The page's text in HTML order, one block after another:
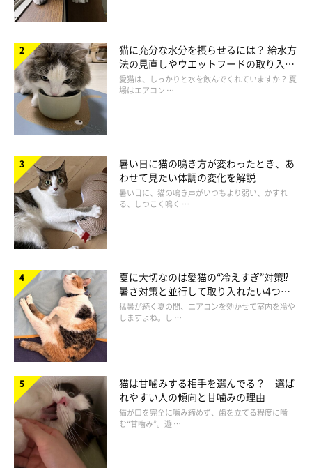
猫に充分な水分を摂らせるには？ 給水方
法の見直しやウエットフードの取り入れ
方を解説
愛猫は、しっかりと水を飲んでくれていますか？ 夏
場はエアコン …
暑い日に猫の鳴き方が変わったとき、あ
わせて見たい体調の変化を解説
暑い日に、猫の鳴き声がいつもより弱い、かすれ
る、しつこく鳴く …
夏に大切なのは愛猫の“冷えすぎ”対策⁉
暑さ対策と並行して取り入れたい4つの
工夫
猛暑が続く夏の間、エアコンを効かせて室内を冷や
しますよね。し …
猫は甘噛みする相手を選んでる？ 選ば
れやすい人の傾向と甘噛みの理由
猫が口を完全に噛み締めず、歯を立てる程度に噛
む“甘噛み”。遊 …